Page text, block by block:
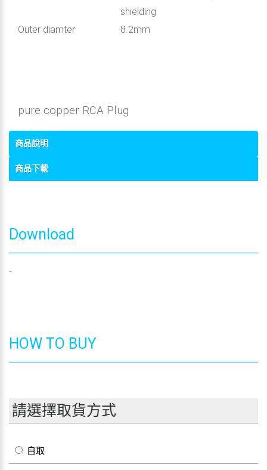
shielding
Outer diamter
8.2mm
pure copper RCA Plug
商品說明
商品下載
Download
-
HOW TO BUY
請選擇取貨方式
自取